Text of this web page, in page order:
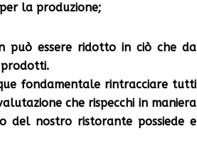
la produzione;
può essere ridotto in ciò che da
prodotti.
fondamentale rintracciare tutti
che rispecchi in maniera
nostro ristorante possiede e